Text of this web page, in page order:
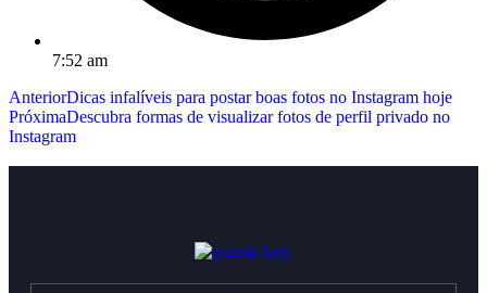
7:52 am
AnteriorDicas infalíveis para postar boas fotos no Instagram hoje
PróximaDescubra formas de visualizar fotos de perfil privado no
Instagram